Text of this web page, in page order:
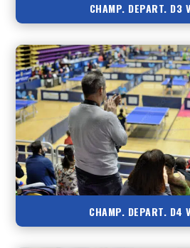
CHAMP. DEPART. D3
CHAMP. DEPART. D4